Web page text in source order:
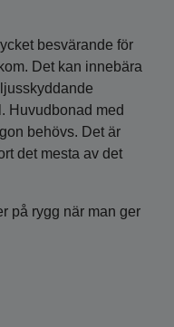
besvärande för
Det kan innebära
Huvudbonad med
behövs. Det är
det mesta av det
på rygg när man ger